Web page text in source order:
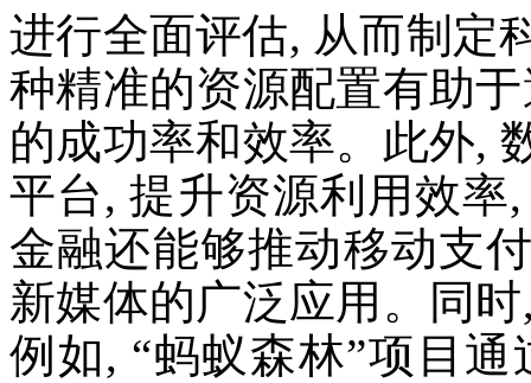
进行全面评估, 从而制定
种精准的资源配置有助
的成功率和效率。此外,
平台, 提升资源利用效
金融还能够推动移动支
新媒体的广泛应用。同
例如, “蚂蚁森林”项目